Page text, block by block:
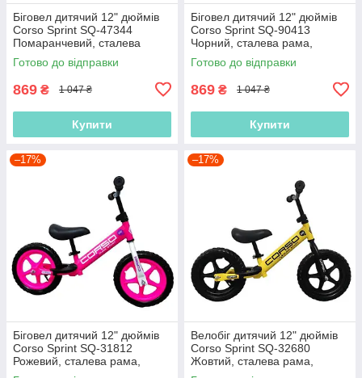
Біговел дитячий 12" дюймів
Corso Sprint SQ-47344
Помаранчевий, сталева
рама, колеса EVA (піна),
підставка для ніжок, велобіг
Готово до відправки
869 ₴ 1 047 ₴
Купити
Біговел дитячий 12" дюймів
Corso Sprint SQ-90413
Чорний, сталева рама,
колеса EVA (піна), підставка
для ніжок, велобіг
Готово до відправки
869 ₴ 1 047 ₴
Купити
–17%
Біговел дитячий 12" дюймів
Corso Sprint SQ-31812
Рожевий, сталева рама,
колеса EVA (піна), підставка
–17%
Велобіг дитячий 12" дюймів
Corso Sprint SQ-32680
Жовтий, сталева рама,
колеса EVA (піна), підставка